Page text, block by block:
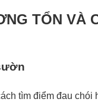
TỔN VÀ
tìm điểm đau chói